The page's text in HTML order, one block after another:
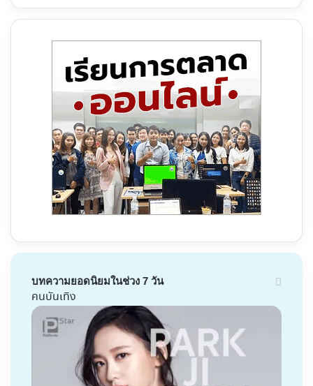
บทความยอดนิยมในช่วง 7 วัน
คนบันเทิง